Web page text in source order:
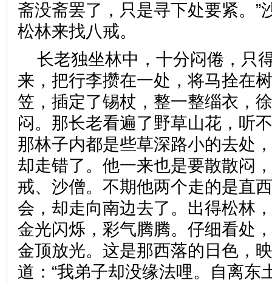
斋没斋罢了，只是寻下处要紧。”
松林来找八戒。
长老独坐林中，十分闷倦，只
来，把行李攒在一处，将马拴在
笠，插定了锡杖，整一整缁衣，
闷。那长老看遍了野草山花，听
那林子内都是些草深路小的去处
却走错了。他一来也是要散散闷
戒、沙僧。不期他两个走的是直
会，却走向南边去了。出得松林
金光闪烁，彩气腾腾。仔细看处
金顶放光。这是那西落的日色，
道：“我弟子却没缘法哩。自离东